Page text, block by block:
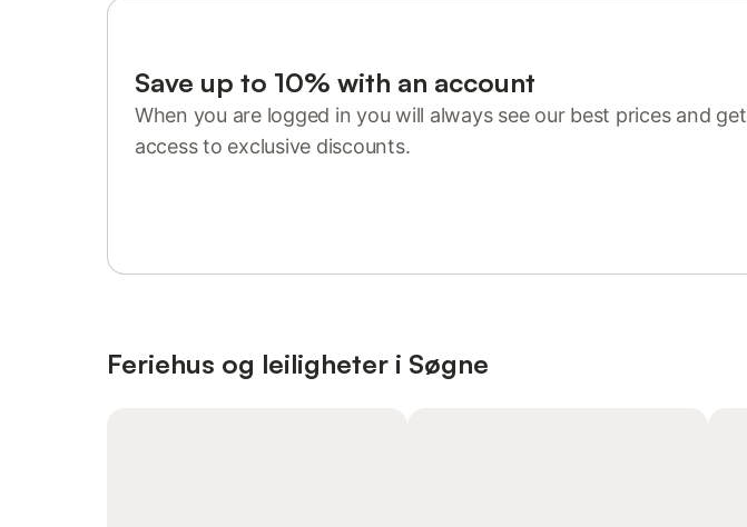
Save up to 10% with an account
When you are logged in you will always see our best prices and get
access to exclusive discounts.
Feriehus og leiligheter i Søgne